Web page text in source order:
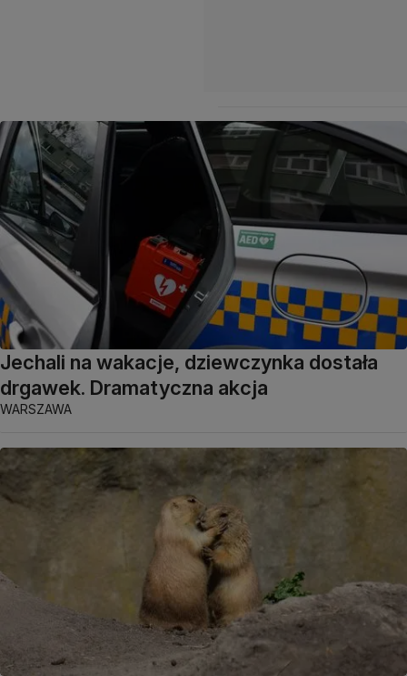
Jechali na wakacje, dziewczynka dostała
drgawek. Dramatyczna akcja
WARSZAWA